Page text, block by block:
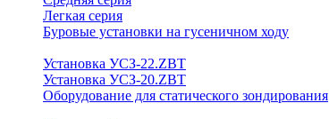
Легкая серия
Буровые установки на гусеничном ходу
Установка УСЗ-22.ZBT
Установка УСЗ-20.ZBT
Оборудование для статического зондирования